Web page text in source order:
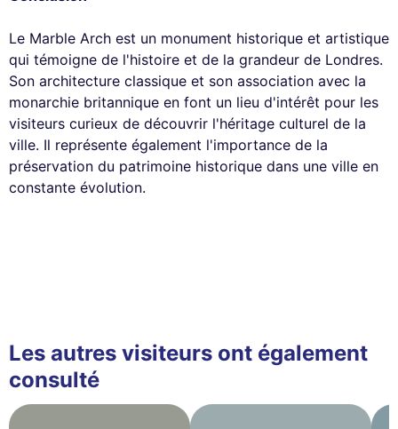
Le Marble Arch est un monument historique et artistique
qui témoigne de l'histoire et de la grandeur de Londres.
Son architecture classique et son association avec la
monarchie britannique en font un lieu d'intérêt pour les
visiteurs curieux de découvrir l'héritage culturel de la
ville. Il représente également l'importance de la
préservation du patrimoine historique dans une ville en
constante évolution.
Les autres visiteurs ont également
consulté